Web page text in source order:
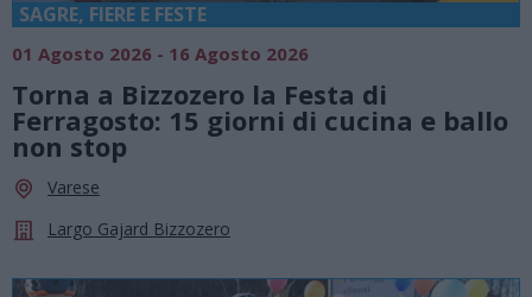
SAGRE, FIERE E FESTE
01 Agosto 2026 - 16 Agosto 2026
Torna a Bizzozero la Festa di
Ferragosto: 15 giorni di cucina e ballo
non stop
Varese
Largo Gajard Bizzozero